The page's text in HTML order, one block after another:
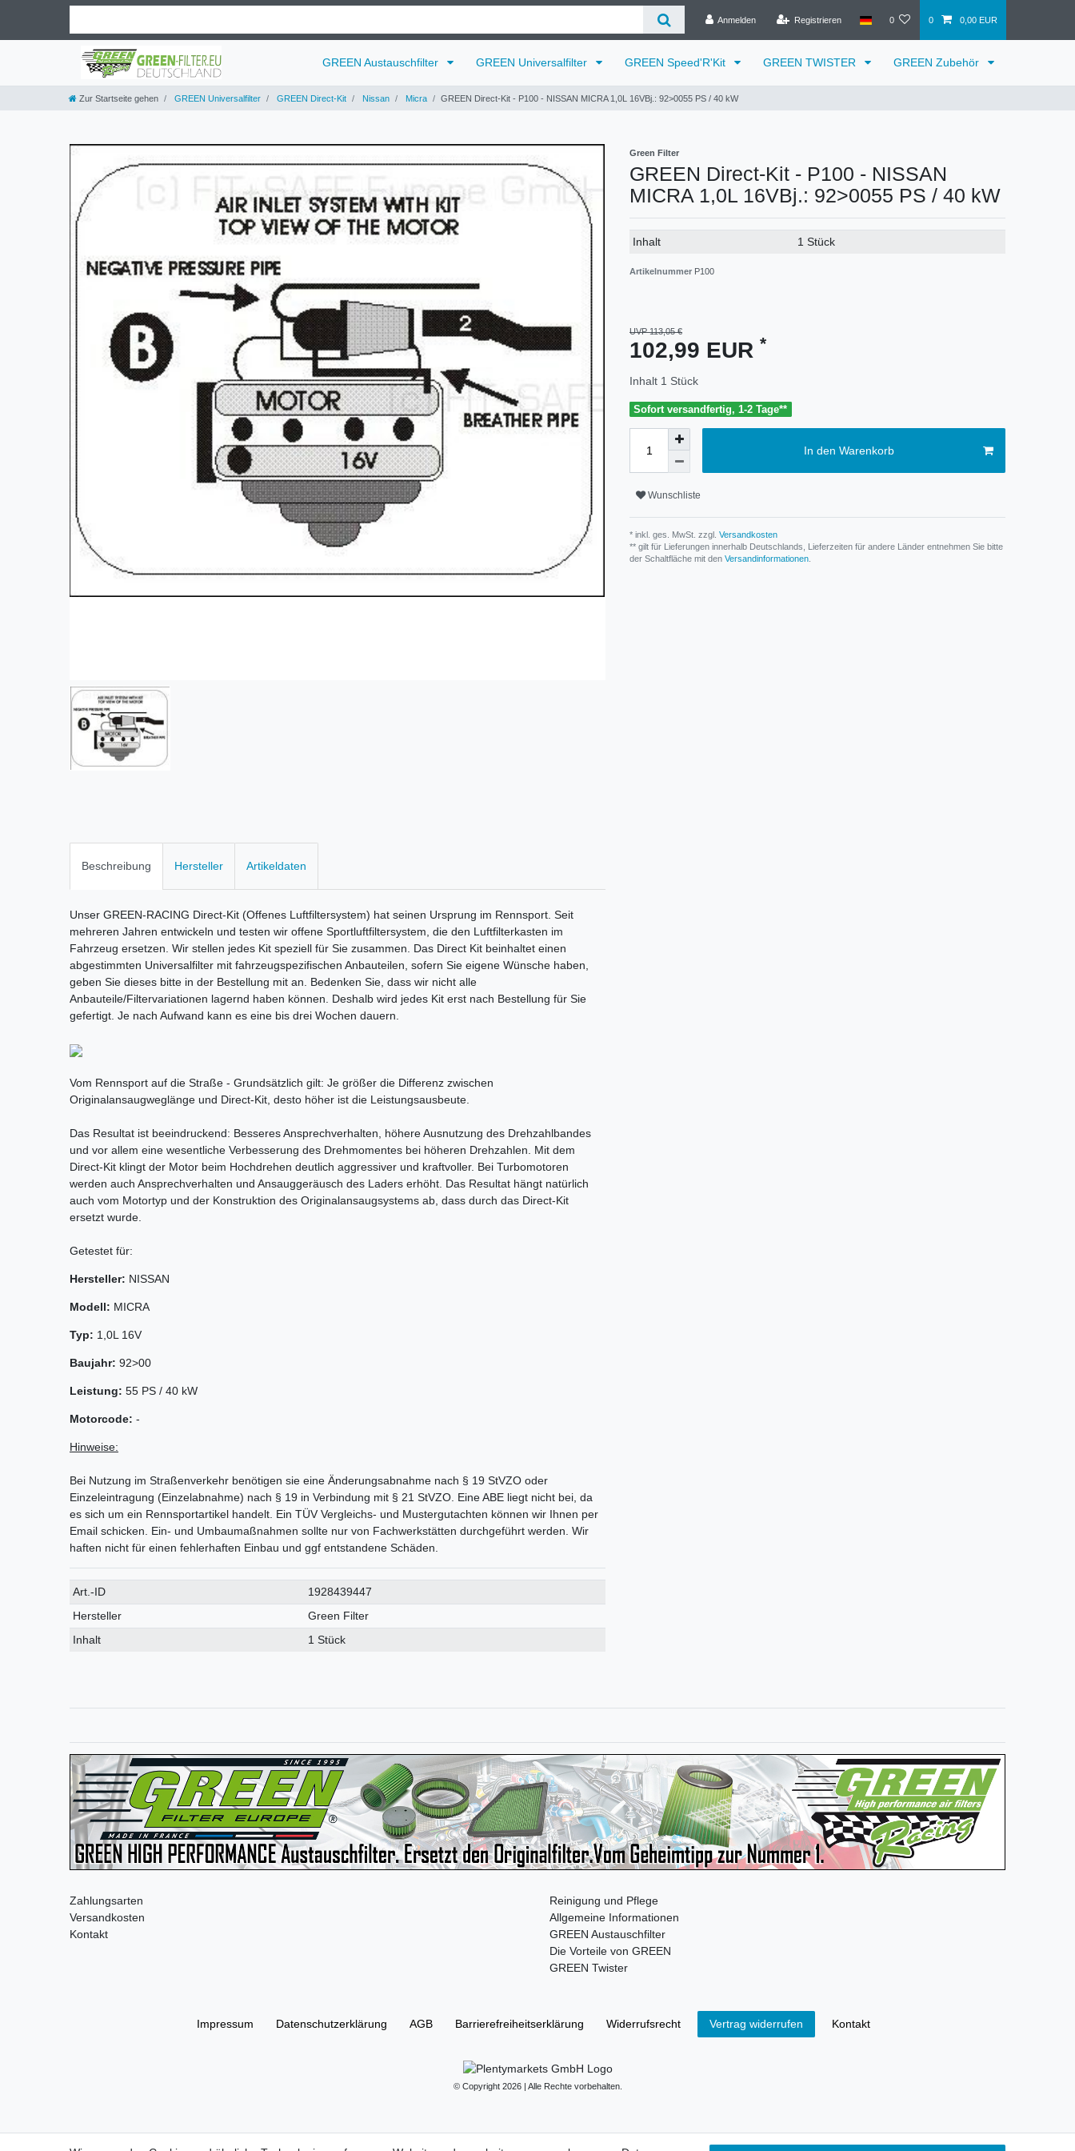
Anmelden Registrieren 0 0 0,00 EUR
GREEN Austauschfilter GREEN Universalfilter GREEN Speed'R'Kit GREEN TWISTER GREEN Zubehör
Zur Startseite gehen GREEN Universalfilter GREEN Direct-Kit Nissan Micra GREEN Direct-Kit - P100 - NISSAN MICRA 1,0L 16VBj.: 92>0055 PS / 40 kW
Green Filter
GREEN Direct-Kit - P100 - NISSAN
MICRA 1,0L 16VBj.: 92>0055 PS / 40 kW
Technisches
Wert
Inhalt 1 Stück
Artikelnummer P100
UVP 113,05 €
102,99 EUR *
Inhalt 1 Stück
Sofort versandfertig, 1-2 Tage**
In den Warenkorb
Wunschliste
* inkl. ges. MwSt. zzgl.
Versandkosten
** gilt für Lieferungen innerhalb Deutschlands, Lieferzeiten für andere Länder entnehmen Sie bitte
der Schaltfläche mit den Versandinformationen
Beschreibung Hersteller Artikeldaten
Unser GREEN-RACING Direct-Kit (Offenes Luftfiltersystem) hat seinen Ursprung im Rennsport. Seit
mehreren Jahren entwickeln und testen wir offene Sportluftfiltersystem, die den Luftfilterkasten im
Fahrzeug ersetzen. Wir stellen jedes Kit speziell für Sie zusammen. Das Direct Kit beinhaltet einen
abgestimmten Universalfilter mit fahrzeugspezifischen Anbauteilen, sofern Sie eigene Wünsche haben,
geben Sie dieses bitte in der Bestellung mit an. Bedenken Sie, dass wir nicht alle
Anbauteile/Filtervariationen lagernd haben können. Deshalb wird jedes Kit erst nach Bestellung für Sie
gefertigt. Je nach Aufwand kann es eine bis drei Wochen dauern.
Vom Rennsport auf die Straße - Grundsätzlich gilt: Je größer die Differenz zwischen
Originalansaugweglänge und Direct-Kit, desto höher ist die Leistungsausbeute.
Das Resultat ist beeindruckend: Besseres Ansprechverhalten, höhere Ausnutzung des Drehzahlbandes
und vor allem eine wesentliche Verbesserung des Drehmomentes bei höheren Drehzahlen. Mit dem
Direct-Kit klingt der Motor beim Hochdrehen deutlich aggressiver und kraftvoller. Bei Turbomotoren
werden auch Ansprechverhalten und Ansauggeräusch des Laders erhöht. Das Resultat hängt natürlich
auch vom Motortyp und der Konstruktion des Originalansaugsystems ab, dass durch das Direct-Kit
ersetzt wurde.
Getestet für:
Hersteller: NISSAN
Modell: MICRA
Typ: 1,0L 16V
Baujahr: 92>00
Leistung: 55 PS / 40 kW
Motorcode: -
Hinweise:
Bei Nutzung im Straßenverkehr benötigen sie eine Änderungsabnahme nach § 19 StVZO oder
Einzeleintragung (Einzelabnahme) nach § 19 in Verbindung mit § 21 StVZO. Eine ABE liegt nicht bei, da
es sich um ein Rennsportartikel handelt. Ein TÜV Vergleichs- und Mustergutachten können wir Ihnen per
Email schicken. Ein- und Umbaumaßnahmen sollte nur von Fachwerkstätten durchgeführt werden. Wir
haften nicht für einen fehlerhaften Einbau und ggf entstandene Schäden.
Technisches
Merkmal
Wert
Art.-ID
1928439447
Hersteller
Green Filter
Inhalt
1 Stück
Zahlungsarten
Versandkosten
Kontakt
Reinigung und Pflege
Allgemeine Informationen
GREEN Austauschfilter
Die Vorteile von GREEN
GREEN Twister
Impressum Daten­schutz­erklärung AGB Barrierefreiheitserklärung Widerrufs­recht Vertrag widerrufen Kontakt
© Copyright 2026 | Alle Rechte vorbehalten.